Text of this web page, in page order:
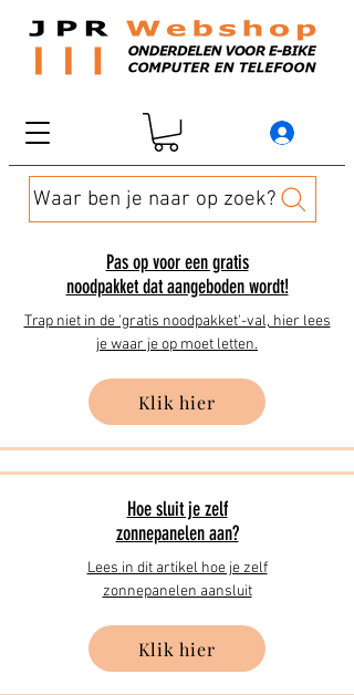
Waar ben je naar op zoek?
Pas op voor een gratis
noodpakket dat aangeboden wordt!
Trap niet in de 'gratis noodpakket'-val, hier lees
je waar je op moet letten.
Klik hier
Hoe sluit je zelf
zonnepanelen aan?
Lees in dit artikel hoe je zelf
zonnepanelen aansluit
Klik hier